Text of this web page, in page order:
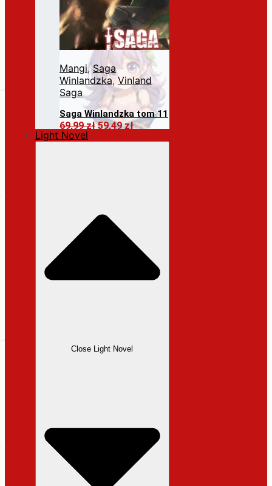
Mangi, Saga
Winlandzka, Vinland
Saga
Saga Winlandzka tom 11
69,99złPierwotna
59,49złAktualna
Dodaj do koszyka
Light Novel
Close Light Novel